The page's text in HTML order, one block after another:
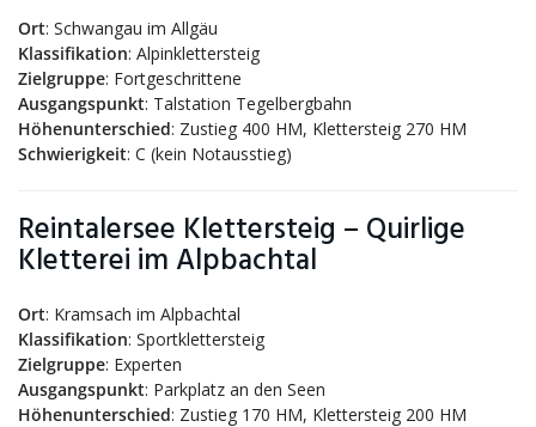
Ort: Schwangau im Allgäu
Klassifikation: Alpinklettersteig
Zielgruppe: Fortgeschrittene
Ausgangspunkt: Talstation Tegelbergbahn
Höhenunterschied: Zustieg 400 HM, Klettersteig 270 HM
Schwierigkeit: C (kein Notausstieg)
Reintalersee Klettersteig – Quirlige
Kletterei im Alpbachtal
Ort: Kramsach im Alpbachtal
Klassifikation: Sportklettersteig
Zielgruppe: Experten
Ausgangspunkt: Parkplatz an den Seen
Höhenunterschied: Zustieg 170 HM, Klettersteig 200 HM